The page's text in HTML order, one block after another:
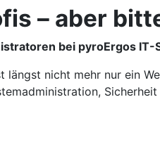
– aber
bei pyroErgos IT-
längst nicht mehr nur ein